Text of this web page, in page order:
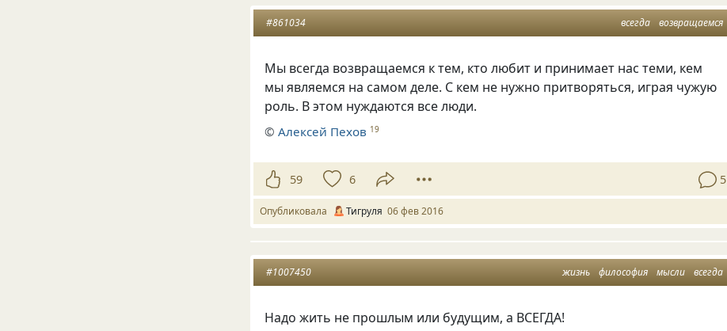
всегда возвращаемся
#861034
Мы всегда возвращаемся к тем, кто любит и принимает нас теми, кем
мы являемся на самом деле. С кем не нужно притворяться, играя чужую
роль. В этом нуждаются все люди.
©Алексей Пехов 19
59 6 5
Опубликовала Тигруля 06 фев 2016
жизнь философия мысли всегда
#1007450
Надо жить не прошлым или будущим, а ВСЕГДА!